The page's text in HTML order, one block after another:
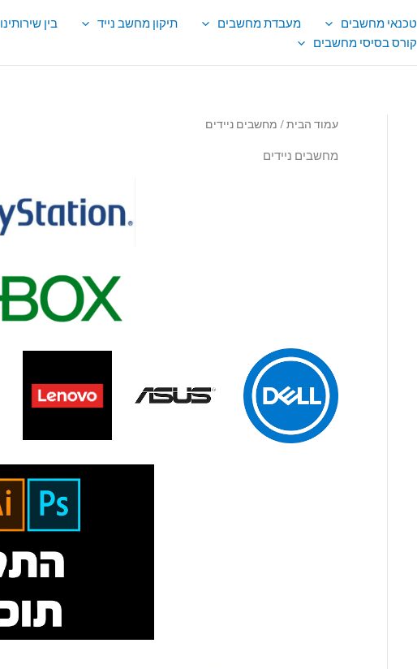
טכנאי מחשבים מעבדת מחשבים תיקון מחשב נייד בין שירותינו
קורס בסיסי מחשבים
עמוד הבית/ מחשבים ניידים
מחשבים ניידים